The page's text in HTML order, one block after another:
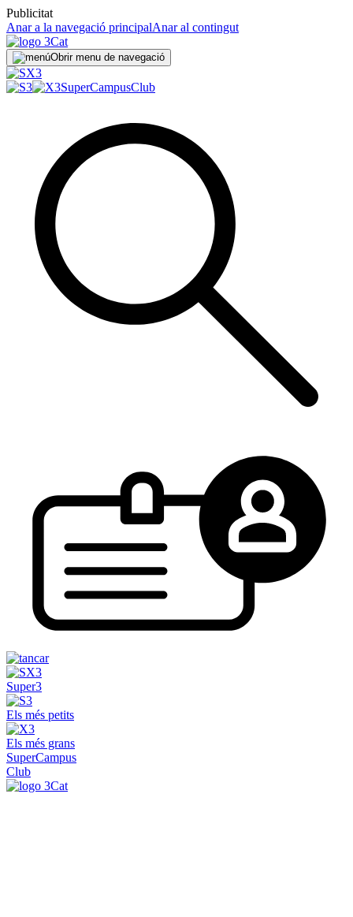
Publicitat
Anar a la navegació principalAnar al contingut
Obrir menu de navegació
SuperCampusClub
Super3
Els més petits
Els més grans
SuperCampus
Club